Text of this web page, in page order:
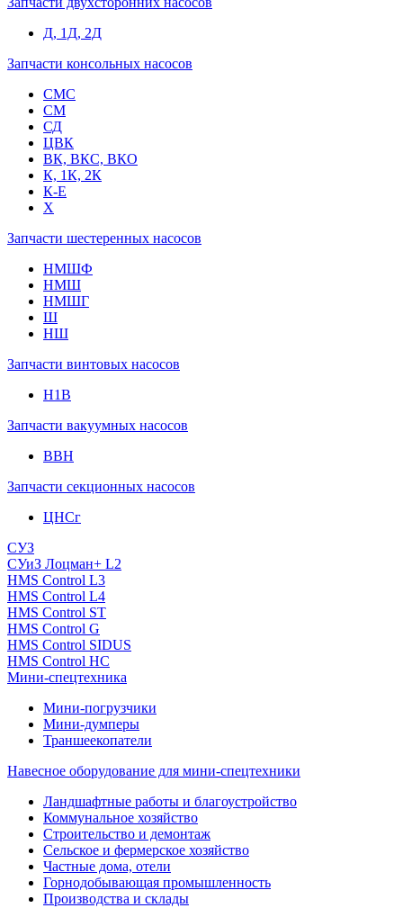
Д, 1Д, 2Д
Запчасти консольных насосов
СМС
СМ
СД
ЦВК
ВК, ВКС, ВКО
К, 1К, 2К
К-Е
Х
Запчасти шестеренных насосов
НМШФ
НМШ
НМШГ
Ш
НШ
Запчасти винтовых насосов
Н1В
Запчасти вакуумных насосов
ВВН
Запчасти секционных насосов
ЦНСг
СУЗ
СУиЗ Лоцман+ L2
HMS Control L3
HMS Control L4
HMS Control ST
HMS Control G
HMS Control SIDUS
HMS Control HC
Мини-спецтехника
Мини-погрузчики
Мини-думперы
Траншеекопатели
Навесное оборудование для мини-спецтехники
Ландшафтные работы и благоустройство
Коммунальное хозяйство
Строительство и демонтаж
Сельское и фермерское хозяйство
Частные дома, отели
Горнодобывающая промышленность
Производства и склады